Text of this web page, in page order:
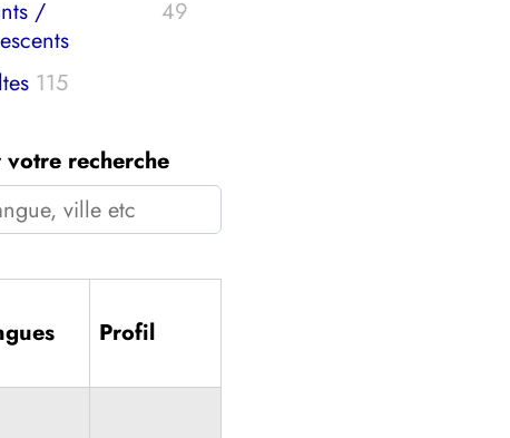
/
49
115
recherche
Profil